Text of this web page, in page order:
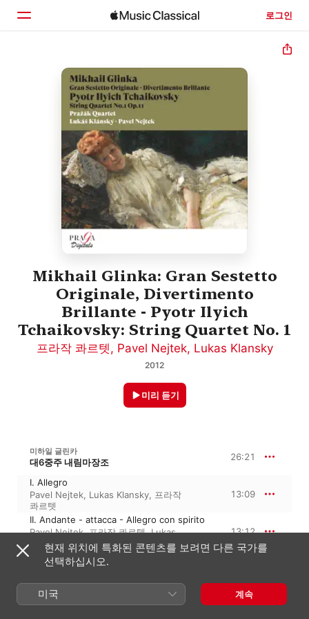
로그인
둘러보기
검색
Mikhail Glinka: Gran Sestetto
Originale, Divertimento
Brillante - Pyotr Ilyich
Tchaikovsky: String Quartet No. 1
프라작 콰르텟, Pavel Nejtek, Lukas Klansky
2012
미리 듣기
미하일 글린카
대6중주 내림마장조 26:21
I. Allegro
Pavel Nejtek, Lukas Klansky, 프라작
콰르텟
13:09
II. Andante - attacca - Allegro con spirito
Pavel Nejtek,프라작 콰르텟,Lukas
Klansky
13:12
현악 4중주 1번 라장조, Op. 11, TH 111
I. Moderato e semplice
현재 위치에 특화된 콘텐츠를 보려면 다른 국가를
선택하십시오.
미국 계속